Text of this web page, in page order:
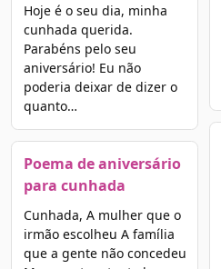
Hoje é o seu dia, minha
cunhada querida.
Parabéns pelo seu
aniversário! Eu não
poderia deixar de dizer o
quanto…
Poema de aniversário
para cunhada
Cunhada, A mulher que o
irmão escolheu A família
que a gente não concedeu